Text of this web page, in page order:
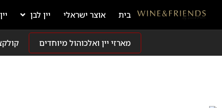
בית אוצר ישראלי יין לבן
מארזי יין ואלכוהול מיוחדים